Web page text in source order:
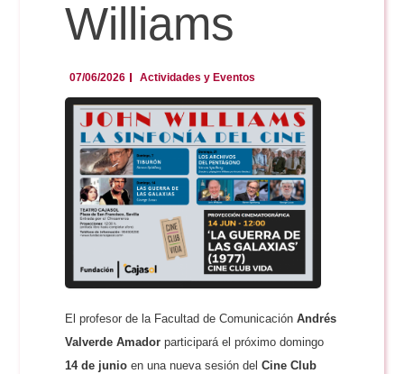
Williams
07/06/2026 Actividades y Eventos
El profesor de la Facultad de ComunicaciónAndrés
Valverde Amador participará el próximo domingo
14 de junio en una nueva sesión delCine Club